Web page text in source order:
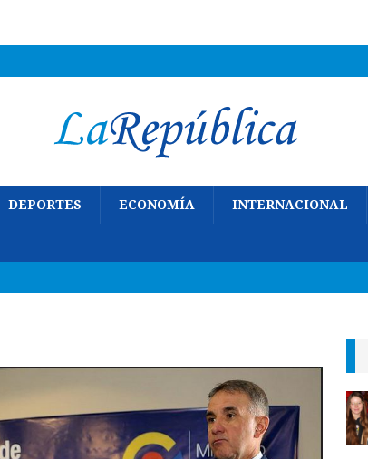
DEPORTES ECONOMÍA INTERNACIONAL